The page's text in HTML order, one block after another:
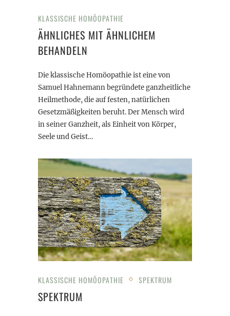
KLASSISCHE HOMÖOPATHIE
ÄHNLICHES MIT ÄHNLICHEM
BEHANDELN
Die klassische Homöopathie ist eine von
Samuel Hahnemann begründete ganzheitliche
Heilmethode, die auf festen, natürlichen
Gesetzmäßigkeiten beruht. Der Mensch wird
in seiner Ganzheit, als Einheit von Körper,
Seele und Geist…
KLASSISCHE HOMÖOPATHIE SPEKTRUM
SPEKTRUM